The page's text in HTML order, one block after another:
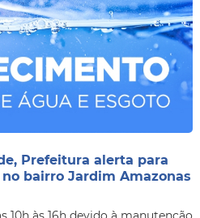
Prefeitura alerta para
bairro Jardim Amazonas